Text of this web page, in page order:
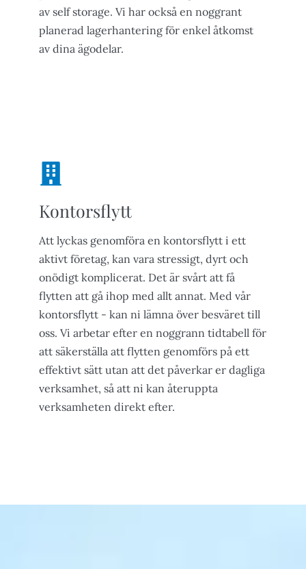
av self storage. Vi har också en noggrant
planerad lagerhantering för enkel åtkomst
av dina ägodelar.
Kontorsflytt
Att lyckas genomföra en kontorsflytt i ett
aktivt företag, kan vara stressigt, dyrt och
onödigt komplicerat. Det är svårt att få
flytten att gå ihop med allt annat. Med vår
kontorsflytt - kan ni lämna över besväret till
oss. Vi arbetar efter en noggrann tidtabell för
att säkerställa att flytten genomförs på ett
effektivt sätt utan att det påverkar er dagliga
verksamhet, så att ni kan återuppta
verksamheten direkt efter.